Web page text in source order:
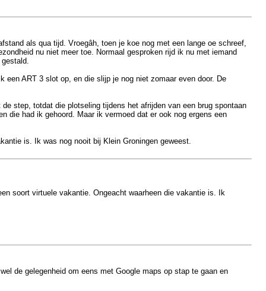
als qua tijd. Vroegâh, toen je koe nog met een lange oe schreef,
nu niet meer toe. Normaal gesproken rijd ik nu met iemand
ART 3 slot op, en die slijp je nog niet zomaar even door. De
step, totdat die plotseling tijdens het afrijden van een brug spontaan
die had ik gehoord. Maar ik vermoed dat er ook nog ergens een
is. Ik was nog nooit bij Klein Groningen geweest.
soort virtuele vakantie. Ongeacht waarheen die vakantie is. Ik
de gelegenheid om eens met Google maps op stap te gaan en